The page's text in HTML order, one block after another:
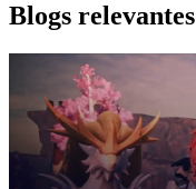
Blogs relevantes